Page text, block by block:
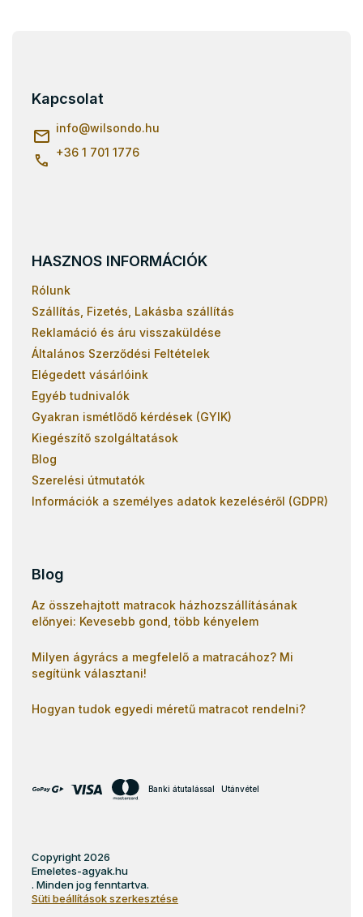
Kapcsolat
info@wilsondo.hu
+36 1 701 1776
HASZNOS INFORMÁCIÓK
Rólunk
Szállítás, Fizetés, Lakásba szállítás
Reklamáció és áru visszaküldése
Általános Szerződési Feltételek
Elégedett vásárlóink
Egyéb tudnivalók
Gyakran ismétlődő kérdések (GYIK)
Kiegészítő szolgáltatások
Blog
Szerelési útmutatók
Információk a személyes adatok kezeléséről (GDPR)
Blog
Az összehajtott matracok házhozszállításának
előnyei: Kevesebb gond, több kényelem
Milyen ágyrács a megfelelő a matracához? Mi
segítünk választani!
Hogyan tudok egyedi méretű matracot rendelni?
Banki átutalással Utánvétel
Copyright 2026
Emeletes-agyak.hu
. Minden jog fenntartva.
Süti beállítások szerkesztése